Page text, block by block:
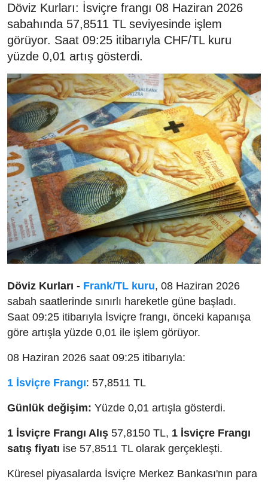
Döviz Kurları: İsviçre frangı 08 Haziran 2026
sabahında 57,8511 TL seviyesinde işlem
görüyor. Saat 09:25 itibarıyla CHF/TL kuru
yüzde 0,01 artış gösterdi.
Döviz Kurları - Frank/TL kuru, 08 Haziran 2026
sabah saatlerinde sınırlı hareketle güne başladı.
Saat 09:25 itibarıyla İsviçre frangı, önceki kapanışa
göre artışla yüzde 0,01 ile işlem görüyor.
08 Haziran 2026 saat 09:25 itibarıyla:
1 İsviçre Frangı: 57,8511 TL
Günlük değişim: Yüzde 0,01 artışla gösterdi.
1 İsviçre Frangı Alış 57,8150 TL, 1 İsviçre Frangı
satış fiyatı ise 57,8511 TL olarak gerçekleşti.
Küresel piyasalarda İsviçre Merkez Bankası'nın para